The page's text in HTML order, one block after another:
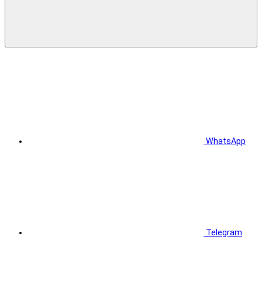
WhatsApp
Telegram